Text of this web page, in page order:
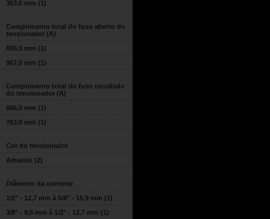
353,6 mm (1)
Comprimento total do fuso aberto do
tensionador (A)
890,0 mm (1)
967,0 mm (1)
Comprimento total do fuso recolhido
do tensionador (A)
686,0 mm (1)
763,0 mm (1)
Cor do tensionador
Amarelo (2)
Diâmetro da corrente
1/2" - 12,7 mm à 5/8" - 15,9 mm (1)
3/8" - 9,5 mm à 1/2" - 12,7 mm (1)